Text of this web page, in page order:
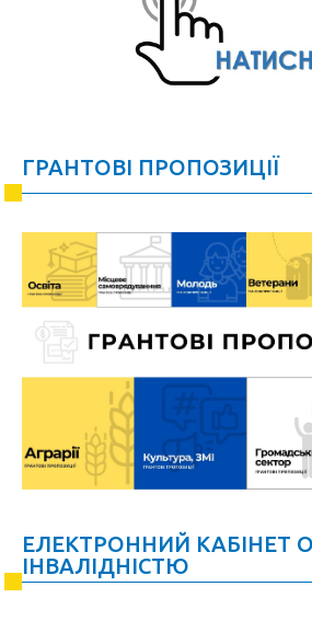
ГРАНТОВІ ПРОПОЗИЦІЇ
ЕЛЕКТРОННИЙ КАБІНЕТ
ІНВАЛІДНІСТЮ